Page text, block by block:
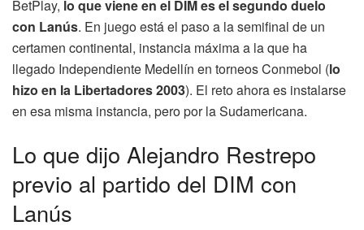
BetPlay, lo que viene en el DIM es el segundo duelo
con Lanús. En juego está el paso a la semifinal de un
certamen continental, instancia máxima a la que ha
llegado Independiente Medellín en torneos Conmebol (lo
hizo en la Libertadores 2003). El reto ahora es instalarse
en esa misma instancia, pero por la Sudamericana.
Lo que dijo Alejandro Restrepo
previo al partido del DIM con
Lanús